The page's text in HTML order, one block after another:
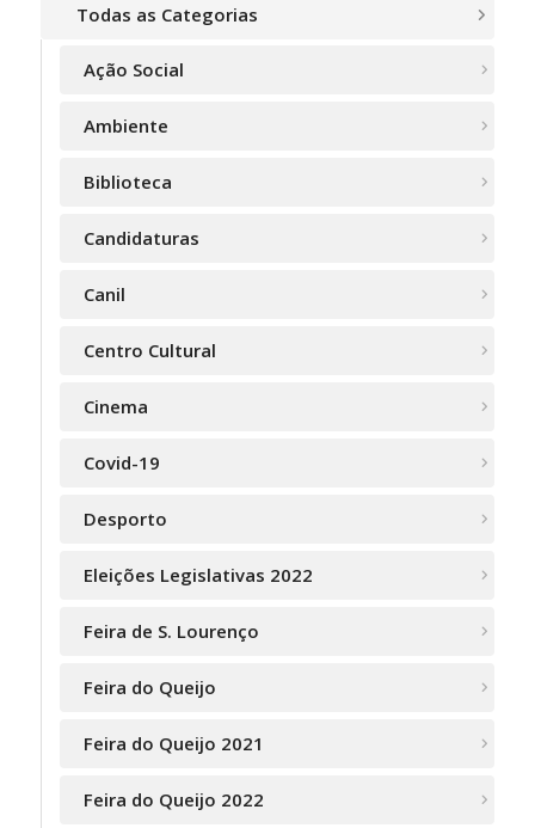
Todas as Categorias
Ação Social
Ambiente
Biblioteca
Candidaturas
Canil
Centro Cultural
Cinema
Covid-19
Desporto
Eleições Legislativas 2022
Feira de S. Lourenço
Feira do Queijo
Feira do Queijo 2021
Feira do Queijo 2022